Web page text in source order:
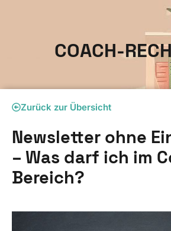
COACH-
Zurück zur Übersicht
Newsletter ohne
– Was darf ich im
Bereich?